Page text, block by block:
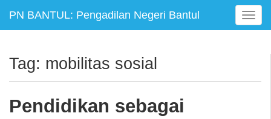
PN BANTUL: Pengadilan Negeri Bantul
T
o
e
Tag: mobilitas sosial
Pendidikan sebagai